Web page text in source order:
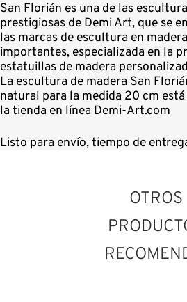
San Florián es una de las
prestigiosas de Demi Art, que se
las marcas de escultura en
importantes, especializada en la
estatuillas de madera
La escultura de madera San
natural para la medida 20 cm
la tienda en línea Demi-Art.com
Listo para envío, tiempo de
OTROS